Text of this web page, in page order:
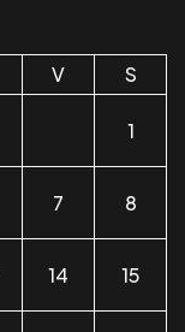
V S
1
7 8
14 15